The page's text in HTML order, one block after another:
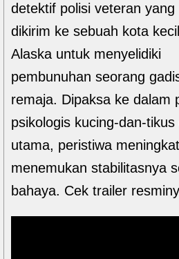
detektif polisi veteran yang
dikirim ke sebuah kota kecil
Alaska untuk menyelidiki
pembunuhan seorang
remaja. Dipaksa ke dalam
psikologis kucing-dan-
utama, peristiwa
menemukan stabilitasnya
bahaya. Cek trailer